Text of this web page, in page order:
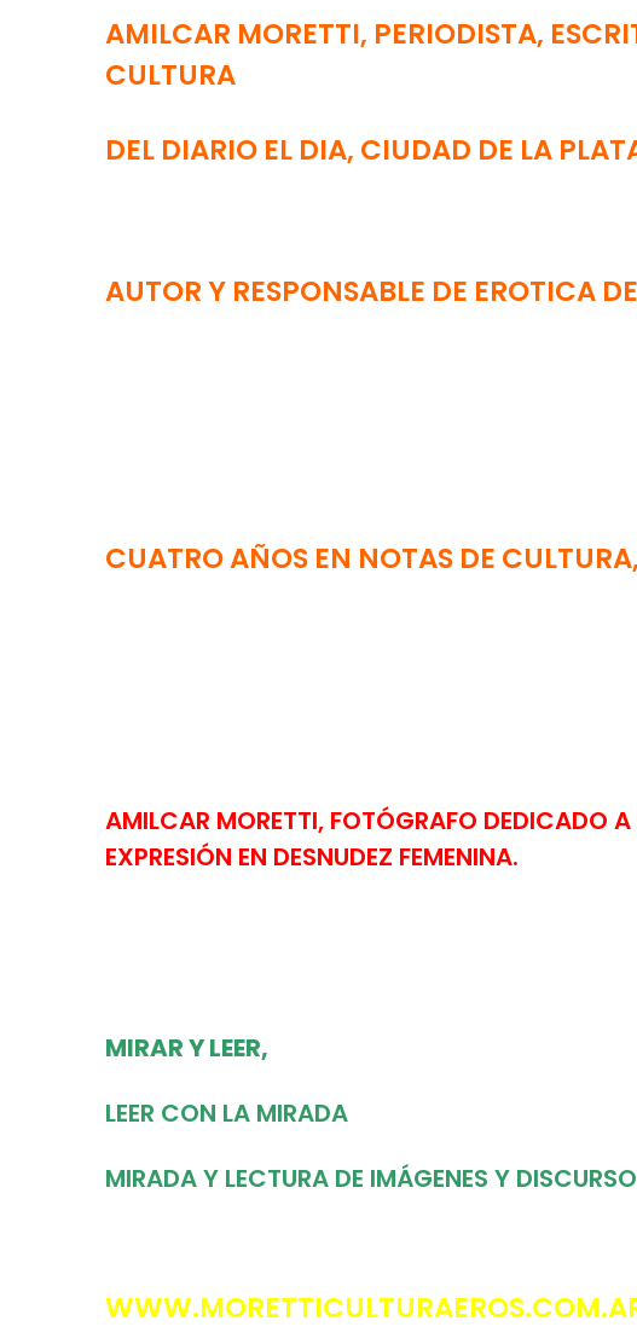
AMILCAR MORETTI, PERIODISTA,
CULTURA
DEL DIARIO EL DIA, CIUDAD DE LA
AUTOR Y RESPONSABLE DE EROTICA
CUATRO AÑOS EN NOTAS DE
AMILCAR MORETTI, FOTÓGRAFO DEDICADO
EXPRESIÓN EN DESNUDEZ FEMENINA.
MIRAR Y LEER,
LEER CON LA MIRADA
MIRADA Y LECTURA DE IMÁGENES Y